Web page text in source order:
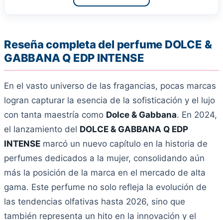
Reseña completa del perfume DOLCE &
GABBANA Q EDP INTENSE
En el vasto universo de las fragancias, pocas marcas
logran capturar la esencia de la sofisticación y el lujo
con tanta maestría como Dolce & Gabbana. En 2024,
el lanzamiento del DOLCE & GABBANA Q EDP
INTENSE marcó un nuevo capítulo en la historia de
perfumes dedicados a la mujer, consolidando aún
más la posición de la marca en el mercado de alta
gama. Este perfume no solo refleja la evolución de
las tendencias olfativas hasta 2026, sino que
también representa un hito en la innovación y el